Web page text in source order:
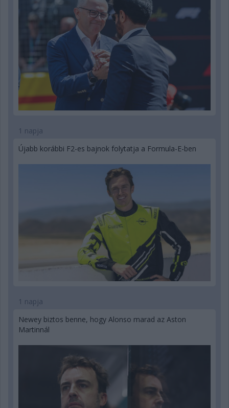
1 napja
Újabb korábbi F2-es bajnok folytatja a Formula-E-ben
1 napja
Newey biztos benne, hogy Alonso marad az Aston
Martinnál